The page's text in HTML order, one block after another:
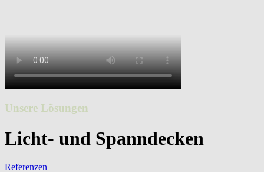
Unsere Lösungen
Licht- und Spanndecken
Referenzen +